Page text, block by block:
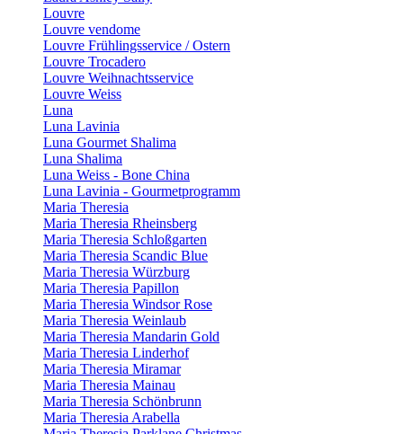
Louvre
Louvre vendome
Louvre Frühlingsservice / Ostern
Louvre Trocadero
Louvre Weihnachtsservice
Louvre Weiss
Luna
Luna Lavinia
Luna Gourmet Shalima
Luna Shalima
Luna Weiss - Bone China
Luna Lavinia - Gourmetprogramm
Maria Theresia
Maria Theresia Rheinsberg
Maria Theresia Schloßgarten
Maria Theresia Scandic Blue
Maria Theresia Würzburg
Maria Theresia Papillon
Maria Theresia Windsor Rose
Maria Theresia Weinlaub
Maria Theresia Mandarin Gold
Maria Theresia Linderhof
Maria Theresia Miramar
Maria Theresia Mainau
Maria Theresia Schönbrunn
Maria Theresia Arabella